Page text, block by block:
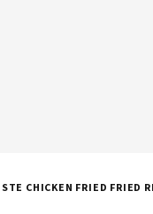
STE CHICKEN FRIED FRIED